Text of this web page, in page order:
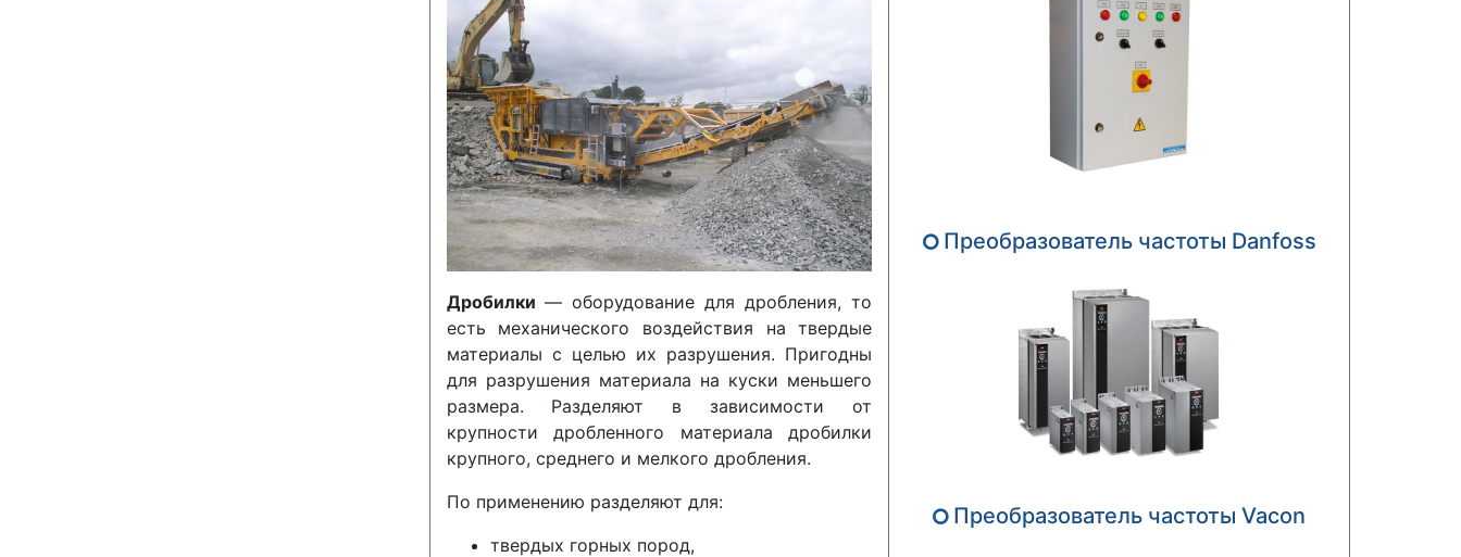
Дробилки — оборудование для дробления, то
есть механического воздействия на твердые
материалы с целью их разрушения. Пригодны
для разрушения материала на куски меньшего
размера. Разделяют в зависимости от
крупности дробленного материала дробилки
крупного, среднего и мелкого дробления.
По применению разделяют для:
твердых горных пород,
Преобразователь частоты Danfoss
Преобразователь частоты Vacon